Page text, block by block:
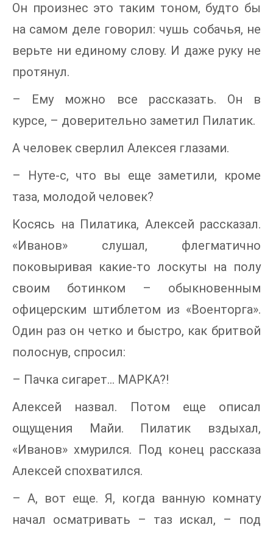
Он произнес это таким тоном, будто бы
на самом деле говорил: чушь собачья, не
верьте ни единому слову. И даже руку не
протянул.
– Ему можно все рассказать. Он в
курсе, – доверительно заметил Пилатик.
А человек сверлил Алексея глазами.
– Нуте-с, что вы еще заметили, кроме
таза, молодой человек?
Косясь на Пилатика, Алексей рассказал.
«Иванов» слушал, флегматично
поковыривая какие-то лоскуты на полу
своим ботинком – обыкновенным
офицерским штиблетом из «Военторга».
Один раз он четко и быстро, как бритвой
полоснув, спросил:
– Пачка сигарет… МАРКА?!
Алексей назвал. Потом еще описал
ощущения Майи. Пилатик вздыхал,
«Иванов» хмурился. Под конец рассказа
Алексей спохватился.
– А, вот еще. Я, когда ванную комнату
начал осматривать – таз искал, – под